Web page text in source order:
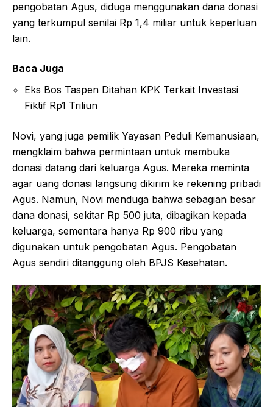
pengobatan Agus, diduga menggunakan dana donasi
yang terkumpul senilai Rp 1,4 miliar untuk keperluan
lain.
Baca Juga
Eks Bos Taspen Ditahan KPK Terkait Investasi
Fiktif Rp1 Triliun
Novi, yang juga pemilik Yayasan Peduli Kemanusiaan,
mengklaim bahwa permintaan untuk membuka
donasi datang dari keluarga Agus. Mereka meminta
agar uang donasi langsung dikirim ke rekening pribadi
Agus. Namun, Novi menduga bahwa sebagian besar
dana donasi, sekitar Rp 500 juta, dibagikan kepada
keluarga, sementara hanya Rp 900 ribu yang
digunakan untuk pengobatan Agus. Pengobatan
Agus sendiri ditanggung oleh BPJS Kesehatan.